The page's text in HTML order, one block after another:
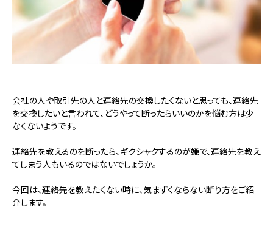
会社の人や取引先の人と連絡先の交換したくないと思っても、連絡先
を交換したいと言われて、どうやって断ったらいいのかを悩む方は少
なくないようです。
連絡先を教えるのを断ったら、ギクシャクするのが嫌で、連絡先を教え
てしまう人もいるのではないでしょうか。
今回は、連絡先を教えたくない時に、気まずくならない断り方をご紹
介します。